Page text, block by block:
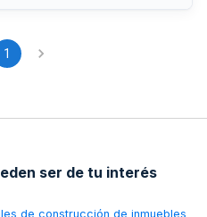
múltiples criterios.
1
ser de tu interés
de construcción de inmuebles